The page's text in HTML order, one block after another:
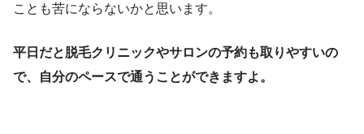
ことも苦にならないかと思います。
平日だと脱毛クリニックやサロンの予約も取りやすいの
で、自分のペースで通うことができますよ。